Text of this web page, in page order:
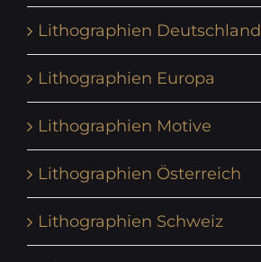
Lithographien Deutschland
Lithographien Europa
Lithographien Motive
Lithographien Österreich
Lithographien Schweiz